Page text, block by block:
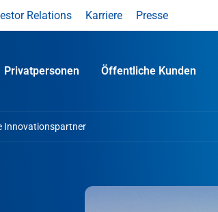
Relations Karriere Presse
Privatpersonen Öffentliche Kunden
Innovationspartner